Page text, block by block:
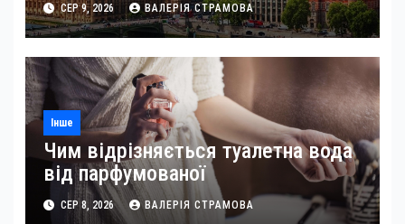
СЕР 9, 2026 ВАЛЕРІЯ СТРАМОВА
Інше
Чим відрізняється туалетна вода
від парфумованої
СЕР 8, 2026 ВАЛЕРІЯ СТРАМОВА